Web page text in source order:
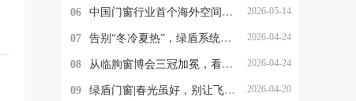
06 中国门窗行业首个海外空间美学实验室落地罗马，绿盾门窗的这一步，为何意义非凡？ 2026-05-14
07 告别“冬冷夏热”，绿盾系统阳光房，重新定义“与自然为邻” 2026-04-24
08 从临朐窗博会三冠加冕，看绿盾门窗的品牌定力与破局之道 2026-04-24
09 绿盾门窗|春光虽好，别让飞絮与沙尘，偷走家人的健康 2026-04-20